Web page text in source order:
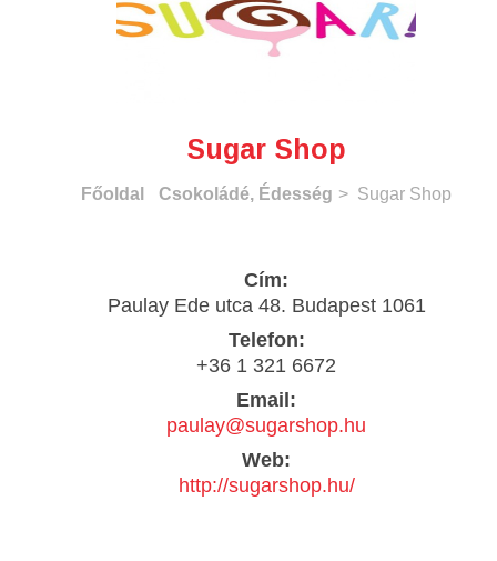
Sugar Shop
Főoldal Csokoládé, Édesség > Sugar Shop
Cím:
Paulay Ede utca 48. Budapest 1061
Telefon:
+36 1 321 6672
Email:
paulay@sugarshop.hu
Web:
http://sugarshop.hu/